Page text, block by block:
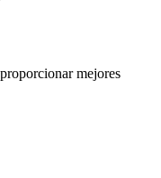
mejores